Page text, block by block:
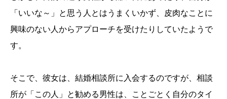
「いいな～」と思う人とはうまくいかず、皮肉なことに
興味のない人からアプローチを受けたりしていたようで
す。
そこで、彼女は、結婚相談所に入会するのですが、相談
所が「この人」と勧める男性は、ことごとく自分のタイ